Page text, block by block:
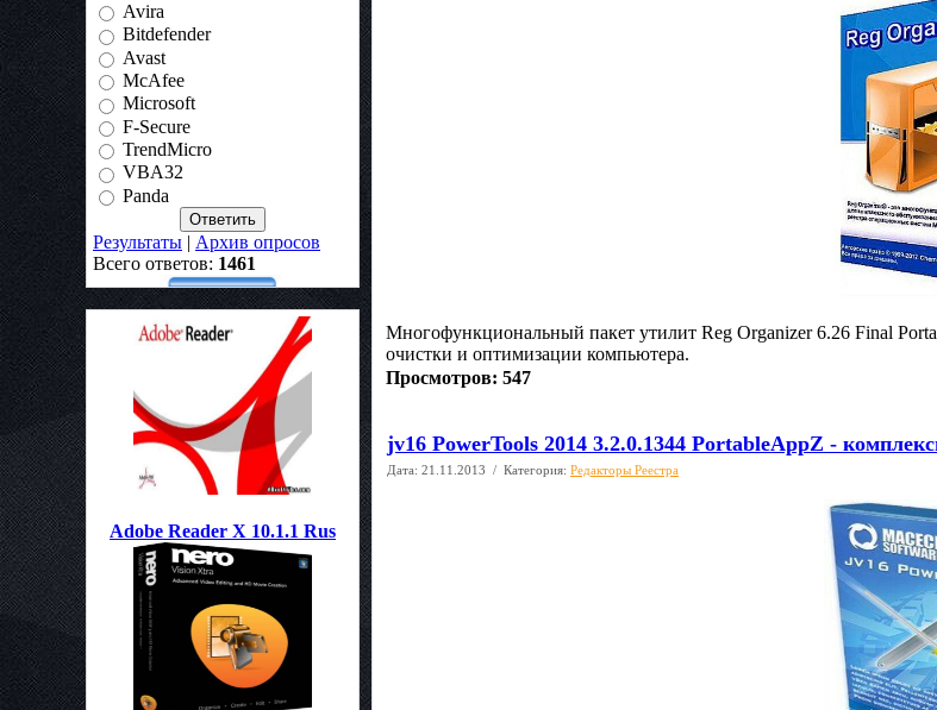
Avira
Bitdefender
Avast
McAfee
Microsoft
F-Secure
TrendMicro
VBA32
Panda
Результаты | Архив опросов
Всего ответов: 1461
Adobe Reader X 10.1.1 Rus
Многофункциональный пакет утилит Reg Organizer 6.26 Final
очистки и оптимизации компьютера.
Просмотров: 547
jv16 PowerTools 2014 3.2.0.1344 PortableAppZ -
Дата: 21.11.2013 / Категория: Редакторы Реестра